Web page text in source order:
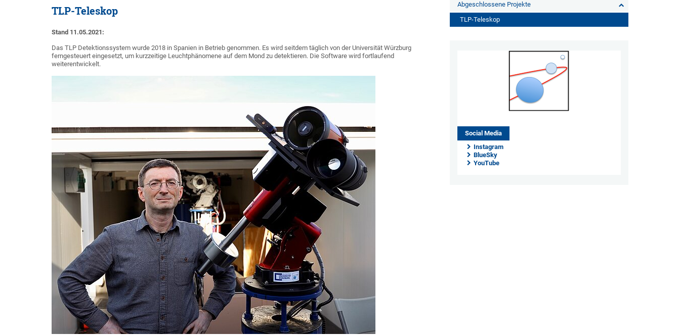
TLP-Teleskop
Stand 11.05.2021:
Das TLP Detektionssystem wurde 2018 in Spanien in Betrieb genommen. Es wird seitdem täglich von der Universität Würzburg
ferngesteuert eingesetzt, um kurzzeitige Leuchtphänomene auf dem Mond zu detektieren. Die Software wird fortlaufend
weiterentwickelt.
Abgeschlossene Projekte
TLP-Teleskop
Social Media
Instagram
BlueSky
YouTube